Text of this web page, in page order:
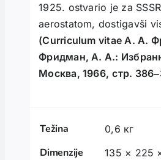
1925. ostvario je za
aerostatom, dostigavši
(Curriculum vitae А. А.
Фридман, A. А.:
Москва, 1966, стр.
Težina 0,6 кг
Dimenzije 135 × 225